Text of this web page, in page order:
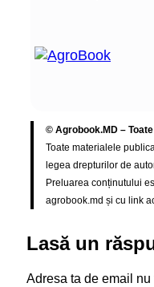
© Agrobook.MD –
Toate materialele
legea drepturilor de
Preluarea conținutului
agrobook.md și cu link
Lasă un
Adresa ta de email